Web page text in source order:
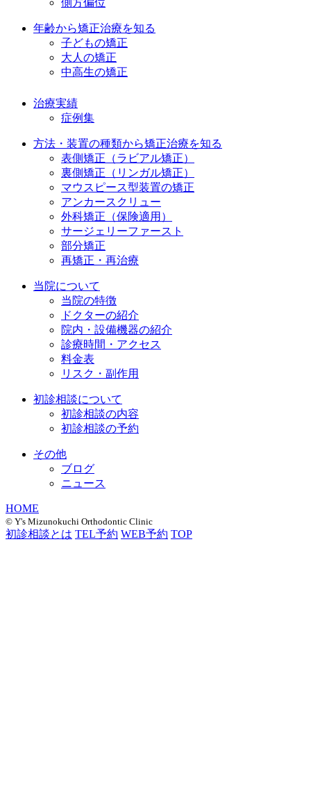
年齢から矯正治療を知る
子どもの矯正
大人の矯正
中高生の矯正
治療実績
症例集
方法・装置の種類から矯正治療を知る
表側矯正（ラビアル矯正）
裏側矯正（リンガル矯正）
マウスピース型装置の矯正
アンカースクリュー
外科矯正（保険適用）
サージェリーファースト
部分矯正
再矯正・再治療
当院について
当院の特徴
ドクターの紹介
院内・設備機器の紹介
診療時間・アクセス
料金表
リスク・副作用
初診相談について
初診相談の内容
初診相談の予約
その他
ブログ
ニュース
HOME
©︎ Y's Mizunokuchi Orthodontic Clinic
初診相談とは TEL予約 WEB予約 TOP